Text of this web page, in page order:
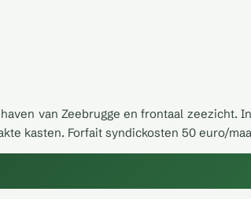
van Zeebrugge en frontaal zeezicht.
kasten. Forfait syndickosten 50 euro/